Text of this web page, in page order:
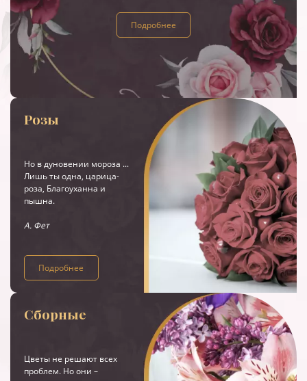
Подробнее
Розы
Но в дуновении мороза ...
Лишь ты одна, царица-
роза, Благоуханна и
пышна.
А. Фет
Подробнее
Сборные
Цветы не решают всех
проблем. Но они –